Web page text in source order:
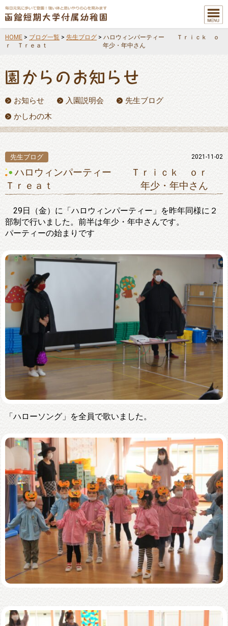
メニュ
ー
HOME > ブログ一覧 > 先生ブログ > ハロウィンパーティー Ｔｒｉｃｋ ｏ
ｒ Ｔｒｅａｔ 年少・年中さん
お知らせ 入園説明会
先生ブログ
かしわの木
先生ブログ 2021-11-02
ハロウィンパーティー Ｔｒｉｃｋ ｏｒ
Ｔｒｅａｔ 年少・年中さん
29日（金）に「ハロウィンパーティー」を昨年同様に２
部制で行いました。前半は年少・年中さんです。
パーティーの始まりです
「ハローソング」を全員で歌いました。